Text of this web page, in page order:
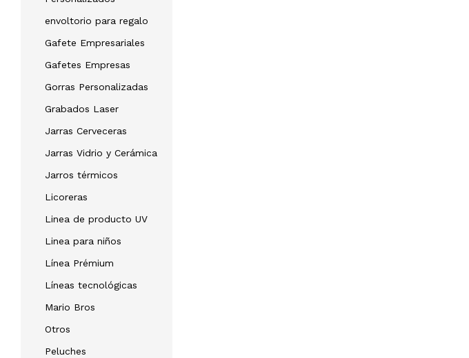
envoltorio para regalo
Gafete Empresariales
Gafetes Empresas
Gorras Personalizadas
Grabados Laser
Jarras Cerveceras
Jarras Vidrio y Cerámica
Jarros térmicos
Licoreras
Linea de producto UV
Linea para niños
Línea Prémium
Líneas tecnológicas
Mario Bros
Otros
Peluches